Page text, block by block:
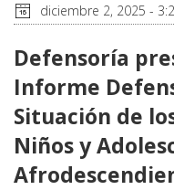
diciembre 2, 2025 -
Defensoría
Informe
Situación de
Niños y